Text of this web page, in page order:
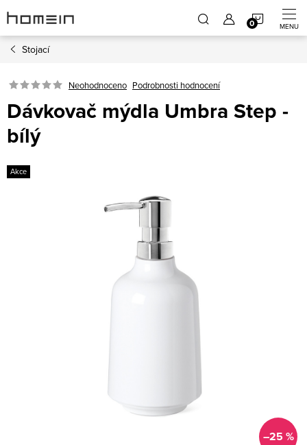
na
obsah
Stojací
Neohodnoceno Podrobnosti hodnocení
Dávkovač mýdla Umbra Step -
bílý
Akce
–25 %